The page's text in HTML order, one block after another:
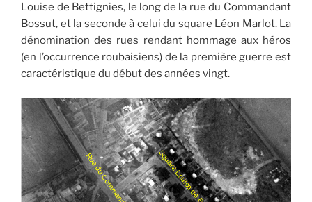
Louise de Bettignies, le long de la rue du Commandant
Bossut, et la seconde à celui du square Léon Marlot. La
dénomination des rues rendant hommage aux héros
(en l’occurrence roubaisiens) de la première guerre est
caractéristique du début des années vingt.